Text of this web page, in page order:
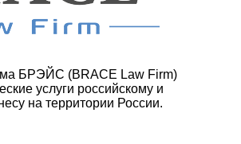
БРЭЙС (BRACE Law Firm)
услуги российскому и
на территории России.